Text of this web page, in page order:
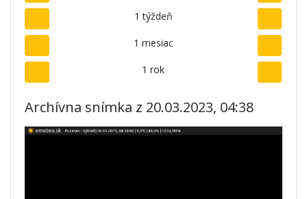
1 týždeň
1 mesiac
1 rok
Archívna snímka z 20.03.2023, 04:38